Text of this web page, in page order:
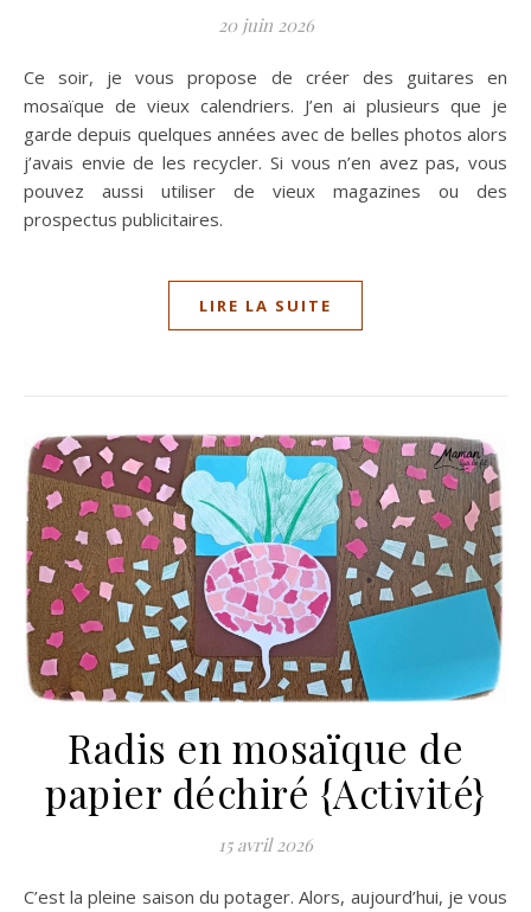
20 juin 2026
Ce soir, je vous propose de créer des guitares en
mosaïque de vieux calendriers. J’en ai plusieurs que je
garde depuis quelques années avec de belles photos alors
j’avais envie de les recycler. Si vous n’en avez pas, vous
pouvez aussi utiliser de vieux magazines ou des
prospectus publicitaires.
LIRE LA SUITE
Radis en mosaïque de
papier déchiré {Activité}
15 avril 2026
C’est la pleine saison du potager. Alors, aujourd’hui, je vous